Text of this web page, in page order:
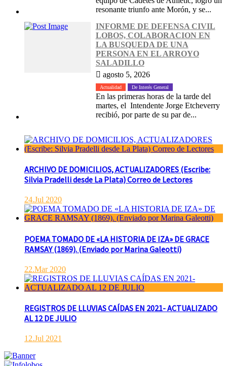
resonante triunfo ante Morón, y se...
INFORME DE DEFENSA CIVIL
LOBOS, COLABORACION EN
LA BUSQUEDA DE UNA
PERSONA EN EL ARROYO
SALADILLO
agosto 5, 2026
Actualidad De Interés General
En las primeras horas de la tarde del
martes, el Intendente Jorge Etcheverry
recibió, por parte de su par de...
ARCHIVO DE DOMICILIOS, ACTUALIZADORES (Escribe:
Silvia Pradelli desde La Plata) Correo de Lectores
24.Jul 2020
POEMA TOMADO DE «LA HISTORIA DE IZA» DE GRACE
RAMSAY (1869). (Enviado por Marina Galeotti)
22.Mar 2020
REGISTROS DE LLUVIAS CAÍDAS EN 2021- ACTUALIZADO
AL 12 DE JULIO
12.Jul 2021